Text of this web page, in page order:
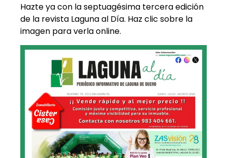
Hazte ya con la septuagésima tercera edición
de la revista Laguna al Día. Haz clic sobre la
imagen para verla online.